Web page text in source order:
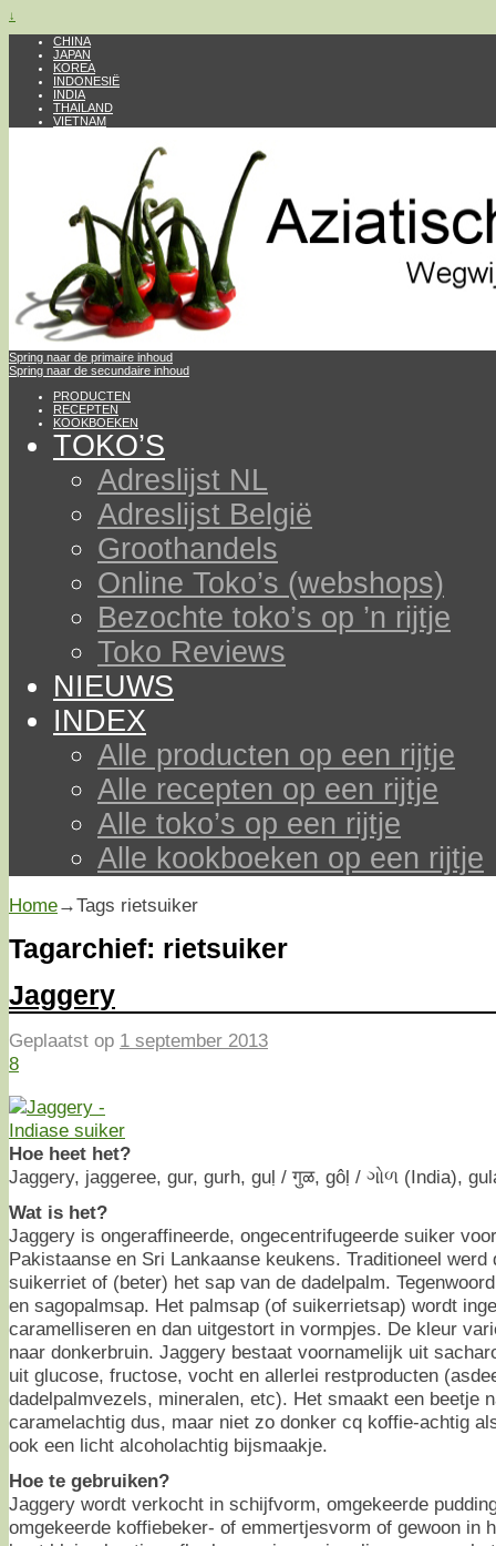
↓
CHINA
JAPAN
KOREA
INDONESIË
INDIA
THAILAND
VIETNAM
Spring naar de primaire inhoud
Spring naar de secundaire inhoud
PRODUCTEN
RECEPTEN
KOOKBOEKEN
TOKO’S
Adreslijst NL
Adreslijst België
Groothandels
Online Toko’s (webshops)
Bezochte toko’s op ’n rijtje
Toko Reviews
NIEUWS
INDEX
Alle producten op een rijtje
Alle recepten op een rijtje
Alle toko’s op een rijtje
Alle kookboeken op een rijtje
Home→Tags rietsuiker
Tagarchief: rietsuiker
Jaggery
Geplaatst op 1 september 2013
8
Hoe heet het?
Jaggery, jaggeree, gur, gurh, guḷ / गुळ, gôḷ / ગોળ (India),
Wat is het?
Jaggery is ongeraffineerde, ongecentrifugeerde suiker
Pakistaanse en Sri Lankaanse keukens. Traditioneel werd
suikerriet of (beter) het sap van de dadelpalm.
en sagopalmsap. Het palmsap (of suikerrietsap) wordt
caramelliseren en dan uitgestort in vormpjes. De kleur
naar donkerbruin. Jaggery bestaat voornamelijk uit
uit glucose, fructose, vocht en allerlei restproducten
dadelpalmvezels, mineralen, etc). Het smaakt een beetje
caramelachtig dus, maar niet zo donker cq koffie-achtig
ook een licht alcoholachtig bijsmaakje.
Hoe te gebruiken?
Jaggery wordt verkocht in schijfvorm, omgekeerde
omgekeerde koffiebeker- of emmertjesvorm of gewoon in